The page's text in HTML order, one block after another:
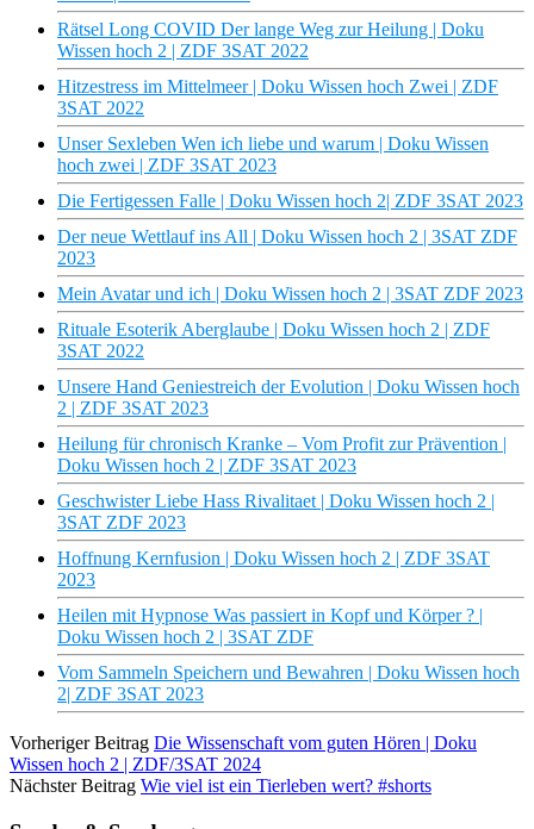
Rätsel Long COVID Der lange Weg zur Heilung | Doku
Wissen hoch 2 | ZDF 3SAT 2022
Hitzestress im Mittelmeer | Doku Wissen hoch Zwei | ZDF
3SAT 2022
Unser Sexleben Wen ich liebe und warum | Doku Wissen
hoch zwei | ZDF 3SAT 2023
Die Fertigessen Falle | Doku Wissen hoch 2| ZDF 3SAT 2023
Der neue Wettlauf ins All | Doku Wissen hoch 2 | 3SAT ZDF
2023
Mein Avatar und ich | Doku Wissen hoch 2 | 3SAT ZDF 2023
Rituale Esoterik Aberglaube | Doku Wissen hoch 2 | ZDF
3SAT 2022
Unsere Hand Geniestreich der Evolution | Doku Wissen hoch
2 | ZDF 3SAT 2023
Heilung für chronisch Kranke – Vom Profit zur Prävention |
Doku Wissen hoch 2 | ZDF 3SAT 2023
Geschwister Liebe Hass Rivalitaet | Doku Wissen hoch 2 |
3SAT ZDF 2023
Hoffnung Kernfusion | Doku Wissen hoch 2 | ZDF 3SAT
2023
Heilen mit Hypnose Was passiert in Kopf und Körper ? |
Doku Wissen hoch 2 | 3SAT ZDF
Vom Sammeln Speichern und Bewahren | Doku Wissen hoch
2| ZDF 3SAT 2023
Vorheriger Beitrag Die Wissenschaft vom guten Hören | Doku
Wissen hoch 2 | ZDF/3SAT 2024
Nächster Beitrag Wie viel ist ein Tierleben wert? #shorts